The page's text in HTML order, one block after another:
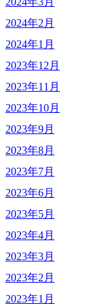
2024年2月
2024年1月
2023年12月
2023年11月
2023年10月
2023年9月
2023年8月
2023年7月
2023年6月
2023年5月
2023年4月
2023年3月
2023年2月
2023年1月